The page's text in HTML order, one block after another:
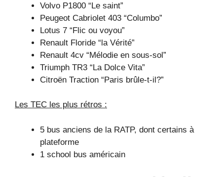
Volvo P1800 “Le saint”
Peugeot Cabriolet 403 “Columbo”
Lotus 7 “Flic ou voyou”
Renault Floride “la Vérité”
Renault 4cv “Mélodie en sous-sol”
Triumph TR3 “La Dolce Vita”
Citroën Traction “Paris brûle-t-il?”
Les TEC les plus rétros :
5 bus anciens de la RATP, dont certains à
plateforme
1 school bus américain